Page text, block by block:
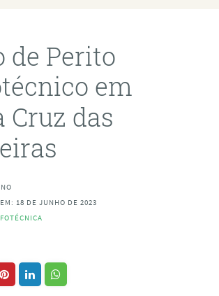
de Perito
em
Cruz das
18 DE JUNHO DE 2023